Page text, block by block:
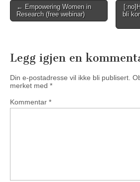
Post
navigation
← Empowering Women in
Research (free webinar)
bli
Legg igjen en
Din e-postadresse vil ikke bli publisert.
merket med *
Kommentar *